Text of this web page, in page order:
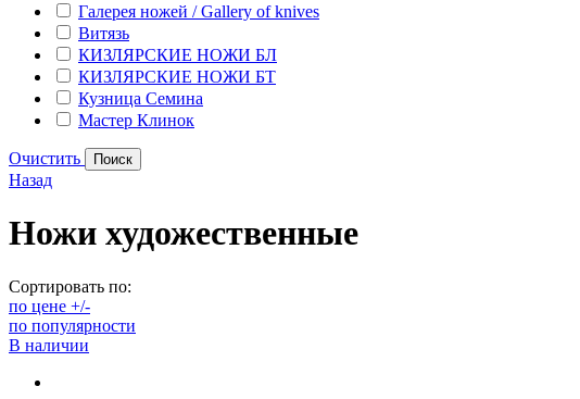
Галерея ножей / Gallery of knives
Витязь
КИЗЛЯРСКИЕ НОЖИ БЛ
КИЗЛЯРСКИЕ НОЖИ БТ
Кузница Семина
Мастер Клинок
Очистить
Назад
Ножи художественные
Сортировать по:
по цене +/-
по популярности
В наличии